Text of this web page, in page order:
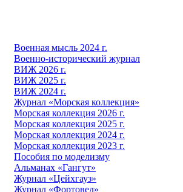
Военная мысль 2024 г.
Военно-исторический журнал
ВИЖ 2026 г.
ВИЖ 2025 г.
ВИЖ 2024 г.
Журнал «Морская коллекция»
Морская коллекция 2026 г.
Морская коллекция 2025 г.
Морская коллекция 2024 г.
Морская коллекция 2023 г.
Пособия по моделизму
Альманах «Гангут»
Журнал «Цейхгауз»
Журнал «Фортовед»